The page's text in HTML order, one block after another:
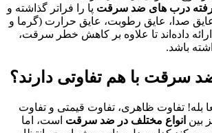
درب های ضد سرقت پا را فراتر گذاشته و
صدا، عایق رطوبت، عایق حرارت (گرما و
داده‌اند تا علاوه بر کاهش خطر سرقت،
باشد.
سرقت با هم تفاوتی دارند؟
بله! تفاوت ظاهری، تفاوت قیمتی و تفاوت
بین انواع مختلف در ضد سرقت است، اما